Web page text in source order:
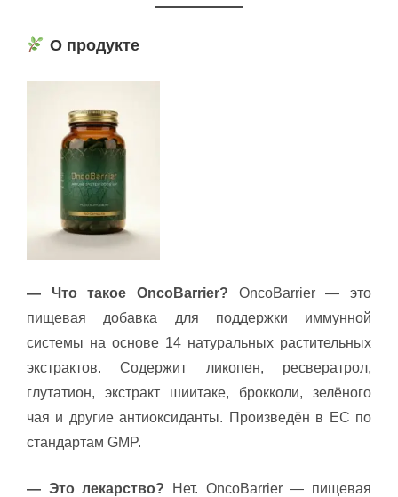
О продукте
— Что такое OncoBarrier? OncoBarrier — это
пищевая добавка для поддержки иммунной
системы на основе 14 натуральных растительных
экстрактов. Содержит ликопен, ресвератрол,
глутатион, экстракт шиитаке, брокколи, зелёного
чая и другие антиоксиданты. Произведён в ЕС по
стандартам GMP.
— Это лекарство? Нет. OncoBarrier — пищевая